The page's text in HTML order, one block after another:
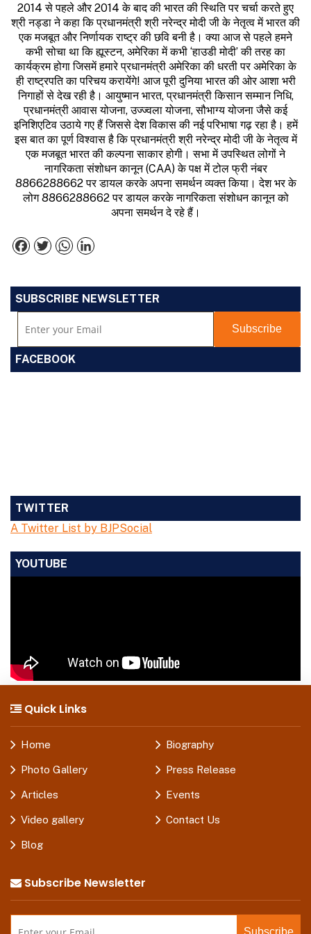
2014 से पहले और 2014 के बाद की भारत की स्थिति पर चर्चा करते हुए
श्री नड्डा ने कहा कि प्रधानमंत्री श्री नरेन्द्र मोदी जी के नेतृत्व में भारत की
एक मजबूत और निर्णायक राष्ट्र की छवि बनी है। क्या आज से पहले हमने
कभी सोचा था कि ह्यूस्टन, अमेरिका में कभी ‘हाउडी मोदी’ की तरह का
कार्यक्रम होगा जिसमें हमारे प्रधानमंत्री अमेरिका की धरती पर अमेरिका के
ही राष्ट्रपति का परिचय करायेंगे! आज पूरी दुनिया भारत की ओर आशा भरी
निगाहों से देख रही है। आयुष्मान भारत, प्रधानमंत्री किसान सम्मान निधि,
प्रधानमंत्री आवास योजना, उज्ज्वला योजना, सौभाग्य योजना जैसे कई
इनिशिएटिव उठाये गए हैं जिससे देश विकास की नई परिभाषा गढ़ रहा है। हमें
इस बात का पूर्ण विश्वास है कि प्रधानमंत्री श्री नरेन्द्र मोदी जी के नेतृत्व में
एक मजबूत भारत की कल्पना साकार होगी। सभा में उपस्थित लोगों ने
नागरिकता संशोधन कानून (CAA) के पक्ष में टोल फ्री नंबर
8866288662 पर डायल करके अपना समर्थन व्यक्त किया। देश भर के
लोग 8866288662 पर डायल करके नागरिकता संशोधन कानून को
अपना समर्थन दे रहे हैं।
Facebook
TwitterWhatsApp
SUBSCRIBE NEWSLETTER
FACEBOOK
TWITTER
A Twitter List by BJPSocial
YOUTUBE
Quick Links
Home Biography
Photo Gallery Press Release
Articles Events
Video gallery Contact Us
Blog
Subscribe Newsletter